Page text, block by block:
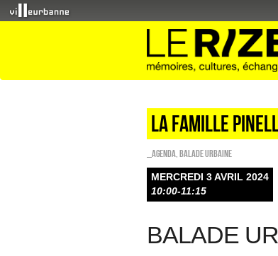
La famille
_Agenda Balade urbaine
MERCREDI 3 AVRIL 2024
10:00-11:15
BALADE